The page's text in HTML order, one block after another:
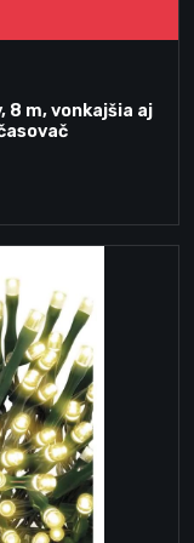
8 m, vonkajšia aj